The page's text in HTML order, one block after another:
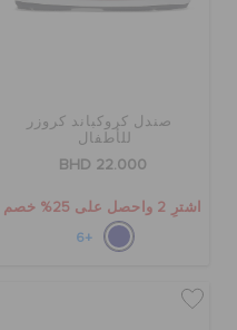
صندل كروكباند كروزر
للأطفال
BHD 22.000
اشترِ 2 واحصل على 25% خصم
+6